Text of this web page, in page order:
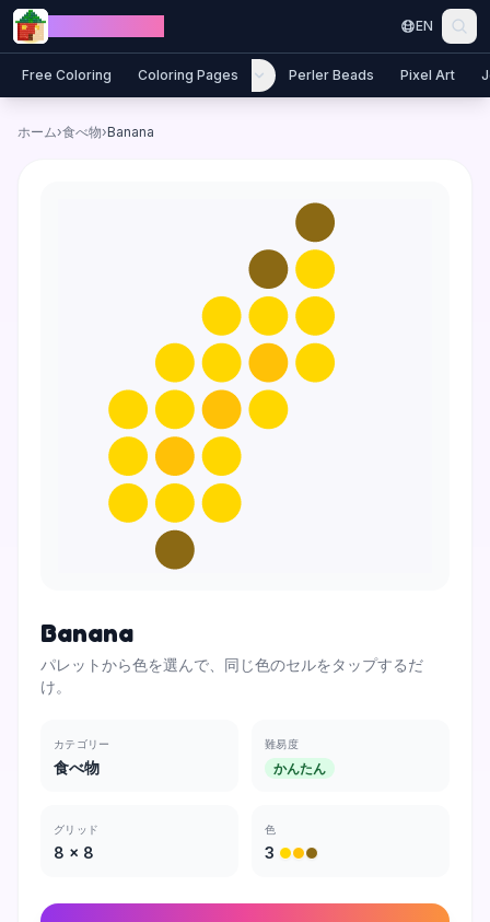
Skip to content
EN
Free Coloring Coloring Pages Perler Beads Pixel Art
ホーム›食べ物›Banana
Banana
パレットから色を選んで、同じ色のセルをタップするだ
け。
カテゴリー
食べ物
難易度
かんたん
グリッド
8 × 8
色
3